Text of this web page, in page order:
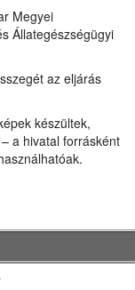
Megyei
Állategészségügyi
az eljárás
készültek,
a hivatal forrásként